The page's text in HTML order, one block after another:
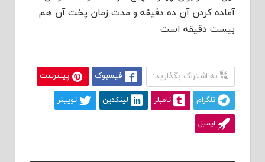
آماده کردن آن ده دقیقه و مدت زمان پخت آن هم
بیست دقیقه است
به اشتراک بگذارید: فیسبوک پینترست
تلگرام تامبلر لینکدین توییتر
ایمیل